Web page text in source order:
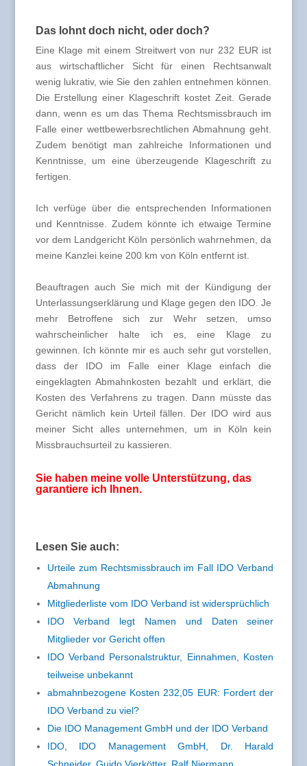
Das lohnt doch nicht, oder doch?
Eine Klage mit einem Streitwert von nur 232 EUR ist
aus wirtschaftlicher Sicht für einen Rechtsanwalt
wenig lukrativ, wie Sie den zahlen entnehmen können.
Die Erstellung einer Klageschrift kostet Zeit. Gerade
dann, wenn es um das Thema Rechtsmissbrauch im
Falle einer wettbewerbsrechtlichen Abmahnung geht.
Zudem benötigt man zahlreiche Informationen und
Kenntnisse, um eine überzeugende Klageschrift zu
fertigen.
Ich verfüge über die entsprechenden Informationen
und Kenntnisse. Zudem könnte ich etwaige Termine
vor dem Landgericht Köln persönlich wahrnehmen, da
meine Kanzlei keine 200 km von Köln entfernt ist.
Beauftragen auch Sie mich mit der Kündigung der
Unterlassungserklärung und Klage gegen den IDO. Je
mehr Betroffene sich zur Wehr setzen, umso
wahrscheinlicher halte ich es, eine Klage zu
gewinnen. Ich könnte mir es auch sehr gut vorstellen,
dass der IDO im Falle einer Klage einfach die
eingeklagten Abmahnkosten bezahlt und erklärt, die
Kosten des Verfahrens zu tragen. Dann müsste das
Gericht nämlich kein Urteil fällen. Der IDO wird aus
meiner Sicht alles unternehmen, um in Köln kein
Missbrauchsurteil zu kassieren.
Sie haben meine volle Unterstützung, das
garantiere ich Ihnen.
Lesen Sie auch:
Urteile zum Rechtsmissbrauch im Fall IDO Verband
Abmahnung
Mitgliederliste vom IDO Verband ist widersprüchlich
IDO Verband legt Namen und Daten seiner
Mitglieder vor Gericht offen
IDO Verband Personalstruktur, Einnahmen, Kosten
teilweise unbekannt
abmahnbezogene Kosten 232,05 EUR: Fordert der
IDO Verband zu viel?
Die IDO Management GmbH und der IDO Verband
IDO, IDO Management GmbH, Dr. Harald
Schneider, Guido Vierkötter, Ralf Niermann